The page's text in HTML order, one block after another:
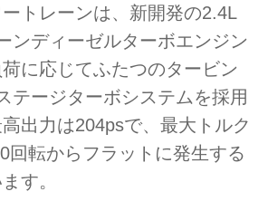
トレーンは、新開発の2.4L
ンディーゼルターボエンジン
に応じてふたつのタービン
テージターボシステムを採用
出力は204psで、最大トルク
回転からフラットに発生する
す。